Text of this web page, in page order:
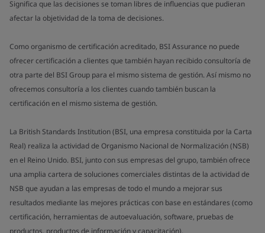
Significa que las decisiones se toman libres de influencias que pudieran
afectar la objetividad de la toma de decisiones.
Como organismo de certificación acreditado, BSI Assurance no puede
ofrecer certificación a clientes que también hayan recibido consultoría de
otra parte del BSI Group para el mismo sistema de gestión. Así mismo no
ofrecemos consultoría a los clientes cuando también buscan la
certificación en el mismo sistema de gestión.
La British Standards Institution (BSI, una empresa constituida por la Carta
Real) realiza la actividad de Organismo Nacional de Normalización (NSB)
en el Reino Unido. BSI, junto con sus empresas del grupo, también ofrece
una amplia cartera de soluciones comerciales distintas de la actividad de
NSB que ayudan a las empresas de todo el mundo a mejorar sus
resultados mediante las mejores prácticas con base en estándares (como
certificación, herramientas de autoevaluación, software, pruebas de
productos, productos de información y capacitación).